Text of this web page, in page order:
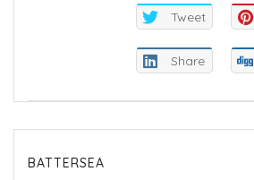
Tweet
Share
BATTERSEA